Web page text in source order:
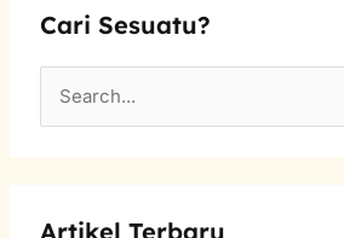
Cari Sesuatu?
Artikel Terbaru